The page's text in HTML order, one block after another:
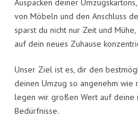
Auspacken deiner
von Möbeln und den Anschluss
sparst du nicht nur Zeit und
auf dein neues Zuhause
Unser Ziel ist es, dir den
deinen Umzug so angenehm wie
legen wir großen Wert auf deine
Bedürfnisse.